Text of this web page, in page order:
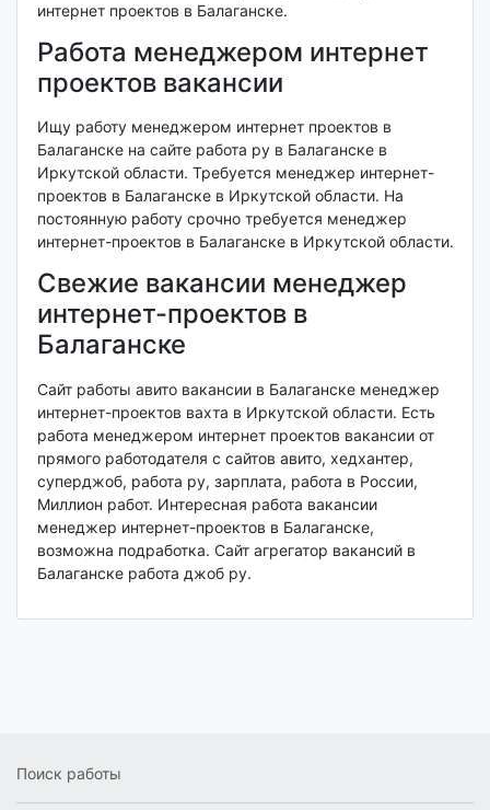
интернет проектов в Балаганске.
Работа менеджером интернет
проектов вакансии
Ищу работу менеджером интернет проектов в
Балаганске на сайте работа ру в Балаганске в
Иркутской области. Требуется менеджер интернет-
проектов в Балаганске в Иркутской области. На
постоянную работу срочно требуется менеджер
интернет-проектов в Балаганске в Иркутской области.
Свежие вакансии менеджер
интернет-проектов в
Балаганске
Сайт работы авито вакансии в Балаганске менеджер
интернет-проектов вахта в Иркутской области. Есть
работа менеджером интернет проектов вакансии от
прямого работодателя с сайтов авито, хедхантер,
суперджоб, работа ру, зарплата, работа в России,
Миллион работ. Интересная работа вакансии
менеджер интернет-проектов в Балаганске,
возможна подработка. Сайт агрегатор вакансий в
Балаганске работа джоб ру.
Поиск работы